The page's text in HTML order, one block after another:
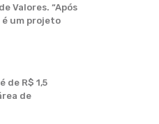
Valores. “Após
é um projeto
de R$ 1,5
de